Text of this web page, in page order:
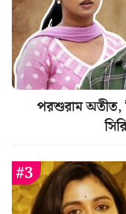
পরশুরাম অতীত,